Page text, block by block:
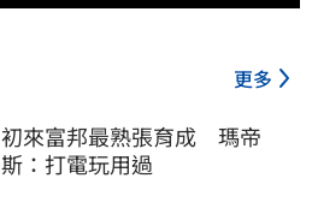
更多
初來富邦最熟張育成　瑪帝
斯：打電玩用過